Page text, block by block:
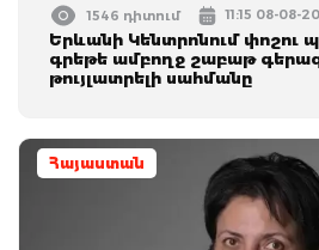
1546 դիտում 11:15 08-08-
Երևանի Կենտրոնում փոշու
գրեթե ամբողջ շաբաթ
թույլատրելի սահմանը
Հայաստան